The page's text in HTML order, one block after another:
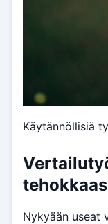
Käytännöllisiä
Nykyään useat